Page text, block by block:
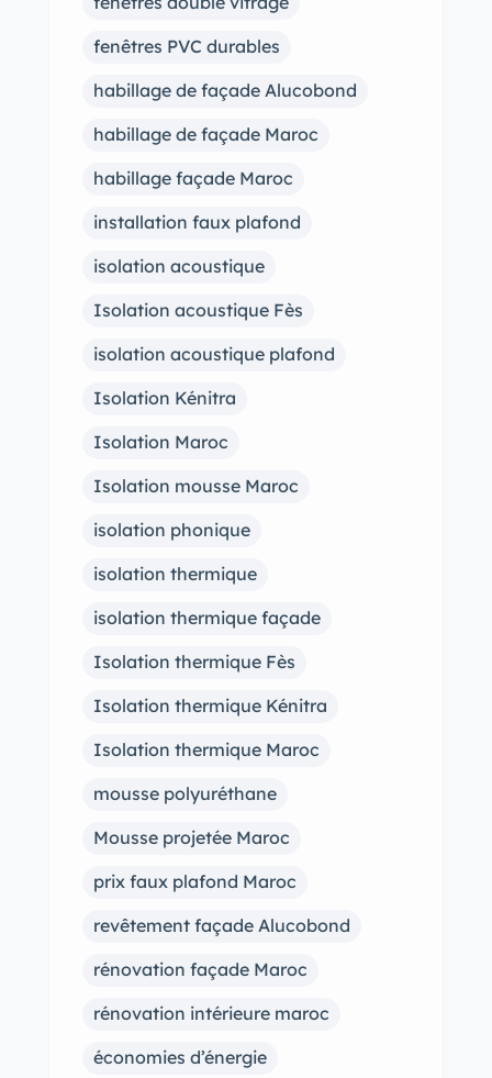
fenêtres PVC durables
habillage de façade Alucobond
habillage de façade Maroc
habillage façade Maroc
installation faux plafond
isolation acoustique
Isolation acoustique Fès
isolation acoustique plafond
Isolation Kénitra
Isolation Maroc
Isolation mousse Maroc
isolation phonique
isolation thermique
isolation thermique façade
Isolation thermique Fès
Isolation thermique Kénitra
Isolation thermique Maroc
mousse polyuréthane
Mousse projetée Maroc
prix faux plafond Maroc
revêtement façade Alucobond
rénovation façade Maroc
rénovation intérieure maroc
économies d’énergie